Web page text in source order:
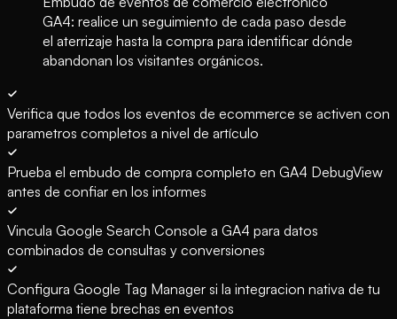
GA4: realice un seguimiento de cada paso desde
el aterrizaje hasta la compra para identificar dónde
abandonan los visitantes orgánicos.
Verifica que todos los eventos de ecommerce se activen con
parametros completos a nivel de artículo
Prueba el embudo de compra completo en GA4 DebugView
antes de confiar en los informes
Vincula Google Search Console a GA4 para datos
combinados de consultas y conversiones
Configura Google Tag Manager si la integracion nativa de tu
plataforma tiene brechas en eventos